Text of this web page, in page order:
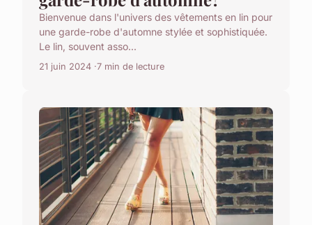
Bienvenue dans l'univers des vêtements en lin pour
une garde-robe d'automne stylée et sophistiquée.
Le lin, souvent asso...
21 juin 2024 7 min de lecture